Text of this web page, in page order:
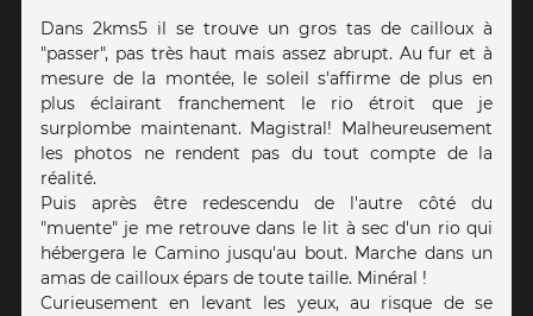
Dans 2kms5 il se trouve un gros tas de cailloux à
"passer", pas très haut mais assez abrupt. Au fur et à
mesure de la montée, le soleil s'affirme de plus en
plus éclairant franchement le rio étroit que je
surplombe maintenant. Magistral! Malheureusement
les photos ne rendent pas du tout compte de la
réalité.
Puis après être redescendu de l'autre côté du
"muente" je me retrouve dans le lit à sec d'un rio qui
hébergera le Camino jusqu'au bout. Marche dans un
amas de cailloux épars de toute taille. Minéral !
Curieusement en levant les yeux, au risque de se